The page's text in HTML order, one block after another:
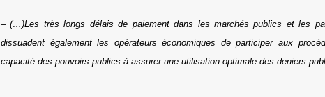
– (…)Les très longs délais de paiement dans les marchés publics et les
dissuadent également les opérateurs économiques de participer aux
capacité des pouvoirs publics à assurer une utilisation optimale des deniers